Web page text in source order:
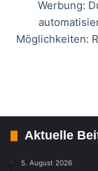
Werbung:
Möglichkeiten:
Aktuelle
5. August 2026